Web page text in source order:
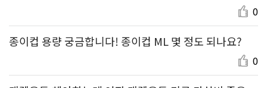
0
종이컵 용량 궁금합니다! 종이컵 ML 몇 정도 되나요?
0